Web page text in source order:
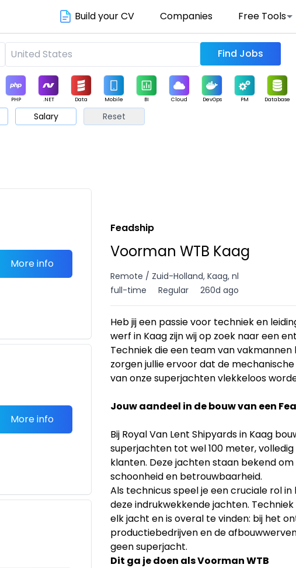
Build your CV Companies Free Tools
Find Jobs
PHP .NET Data Mobile BI Cloud DevOps PM Database
Support Sales
Salary Reset
More info
More info
Feadship
Voorman WTB Kaag
Remote / Zuid-Holland, Kaag, nl
full-time
Regular 260d ago
Heb jij een passie voor techniek en
werf in Kaag zijn wij op zoek naar een
Techniek die een team van vakmannen
zorgen jullie ervoor dat de
van onze superjachten vlekkeloos
Jouw aandeel in de bouw van een
Bij Royal Van Lent Shipyards in Kaag
superjachten tot wel 100 meter,
klanten. Deze jachten staan bekend om
schoonheid en betrouwbaarheid.
Als technicus speel je een cruciale rol
deze indrukwekkende jachten.
elk jacht en is overal te vinden: bij het
productiebedrijven en de
geen superjacht.
Dit ga je doen als Voorman WTB